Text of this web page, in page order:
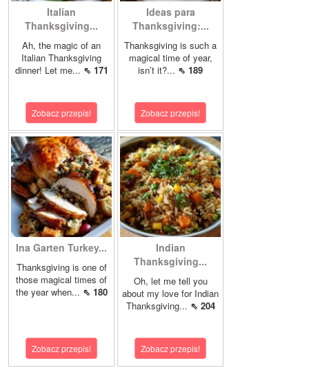
Italian
Thanksgiving...
Ah, the magic of an
Italian Thanksgiving
dinner! Let me... ⇖ 171
Zobacz przepis!
Ideas para
Thanksgiving:...
Thanksgiving is such a
magical time of year,
isn’t it?... ⇖ 189
Zobacz przepis!
Ina Garten Turkey...
Thanksgiving is one of
those magical times of
the year when... ⇖ 180
Zobacz przepis!
Indian
Thanksgiving...
Oh, let me tell you
about my love for Indian
Thanksgiving... ⇖ 204
Zobacz przepis!